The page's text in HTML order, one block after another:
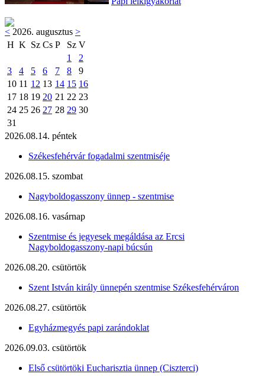
< 2026. augusztus >
H K Sz Cs P Sz V
1
2
3
4 5 6 7 8
9
10 11 12 13 14 15 16
17 18 19 20 21 22 23
24 25 26 27 28 29 30
31
2026.08.14. péntek
Székesfehérvár fogadalmi szentmiséje
2026.08.15. szombat
Nagyboldogasszony ünnep - szentmise
2026.08.16. vasárnap
Szentmise és jegyesek megáldása az Ercsi
Nagyboldogasszony-napi búcsún
2026.08.20. csütörtök
Szent István király ünnepén szentmise Székesfehérváron
2026.08.27. csütörtök
Egyházmegyés papi zarándoklat
2026.09.03. csütörtök
Első csütörtöki Eucharisztia ünnep (Ciszterci)